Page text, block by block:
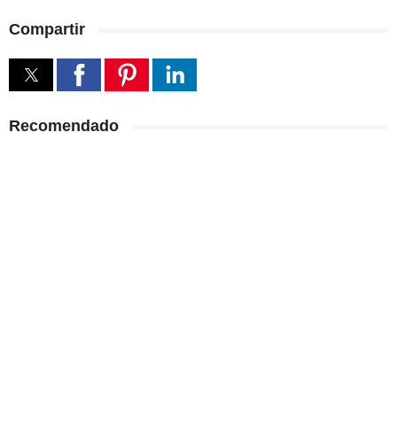
Compartir
Recomendado